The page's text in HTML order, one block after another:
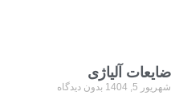
ضایعات آلیاژی
شهریور 5, 1404 بدون دیدگاه